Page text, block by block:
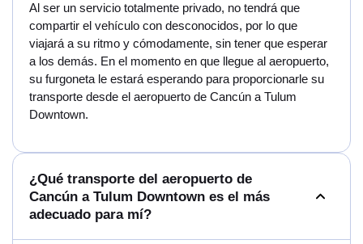
Al ser un servicio totalmente privado, no tendrá que
compartir el vehículo con desconocidos, por lo que
viajará a su ritmo y cómodamente, sin tener que esperar
a los demás. En el momento en que llegue al aeropuerto,
su furgoneta le estará esperando para proporcionarle su
transporte desde el aeropuerto de Cancún a Tulum
Downtown.
¿Qué transporte del aeropuerto de
Cancún a Tulum Downtown es el más
adecuado para mí?